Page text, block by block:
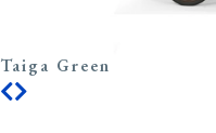
Taiga Green